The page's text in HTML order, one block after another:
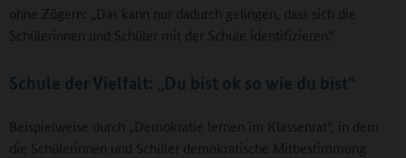
ohne Zögern: „Das kann nur dadurch gelingen, dass sich die
Schülerinnen und Schüler mit der Schule identifizieren.“
Schule der Vielfalt: „Du bist ok so wie du bist“
Beispielweise durch „Demokratie lernen im Klassenrat“, in dem
die Schülerinnen und Schüler demokratische Mitbestimmung